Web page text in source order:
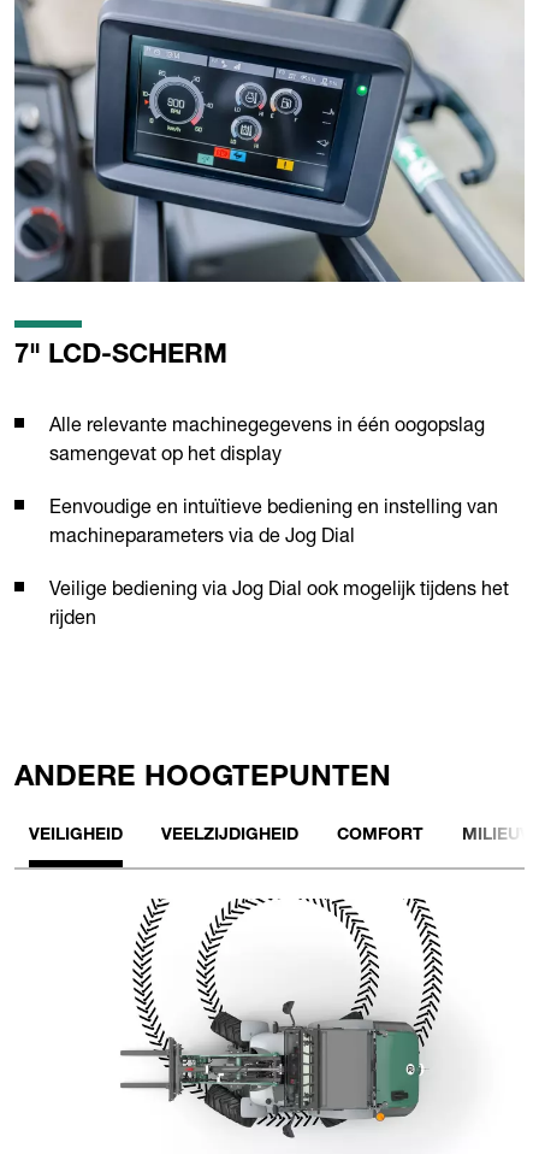
7" LCD-SCHERM
Alle relevante machinegegevens in één oogopslag
samengevat op het display
Eenvoudige en intuïtieve bediening en instelling van
machineparameters via de Jog Dial
Veilige bediening via Jog Dial ook mogelijk tijdens het
rijden
ANDERE HOOGTEPUNTEN
VEILIGHEID VEELZIJDIGHEID COMFORT